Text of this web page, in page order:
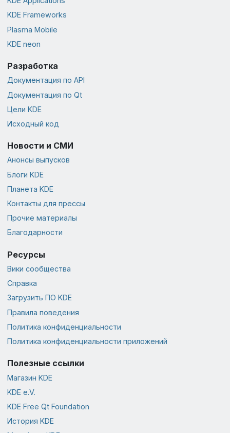
KDE Frameworks
Plasma Mobile
KDE neon
Разработка
Документация по API
Документация по Qt
Цели KDE
Исходный код
Новости и СМИ
Анонсы выпусков
Блоги KDE
Планета KDE
Контакты для прессы
Прочие материалы
Благодарности
Ресурсы
Вики сообщества
Справка
Загрузить ПО KDE
Правила поведения
Политика конфиденциальности
Политика конфиденциальности приложений
Полезные ссылки
Магазин KDE
KDE e.V.
KDE Free Qt Foundation
История KDE